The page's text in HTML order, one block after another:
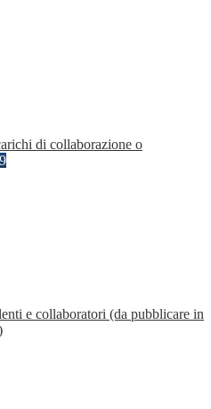
di collaborazione o
e collaboratori (da pubblicare in